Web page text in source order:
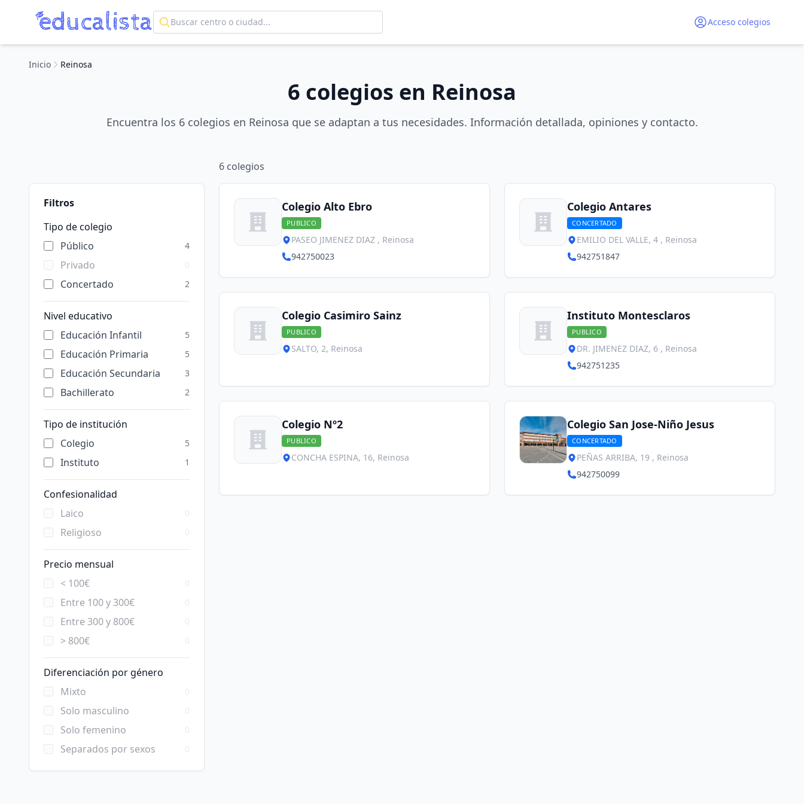
Acceso colegios
Inicio Reinosa
6 colegios en Reinosa
Encuentra los 6 colegios en Reinosa que se adaptan a tus necesidades. Información detallada, opiniones y contacto.
Filtros
Tipo de colegio
Público
4
Privado
Concertado 2
Nivel educativo
Educación Infantil
5
Educación Primaria 5
Educación Secundaria 3
Bachillerato 2
Tipo de institución
Colegio
5
Instituto 1
Confesionalidad
Laico
Religioso
Precio mensual
< 100€
Entre 100 y 300€
Entre 300 y 800€
> 800€
Diferenciación por género
Mixto
Solo masculino
Solo femenino
Separados por sexos
6 colegios
Colegio Alto Ebro
PUBLICO
PASEO JIMENEZ DIAZ , Reinosa
942750023
Colegio Antares
CONCERTADO
EMILIO DEL VALLE, 4 , Reinosa
942751847
Colegio Casimiro Sainz
PUBLICO
SALTO, 2, Reinosa
Instituto Montesclaros
PUBLICO
DR. JIMENEZ DIAZ, 6 , Reinosa
942751235
Colegio Nº2
PUBLICO
CONCHA ESPINA, 16, Reinosa
Colegio San Jose-Niño Jesus
CONCERTADO
PEÑAS ARRIBA, 19 , Reinosa
942750099